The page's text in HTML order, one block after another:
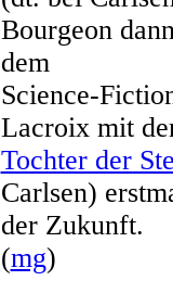
Bourgeon
dem
Science-
Lacroix mit
Tochter der
Carlsen)
der Zukunft.
(mg)